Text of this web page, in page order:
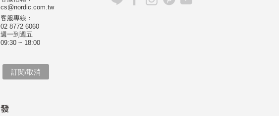
cs@nordic.com.tw
客服專線：
02 8772 6060
週一到週五
09:30 ~ 18:00